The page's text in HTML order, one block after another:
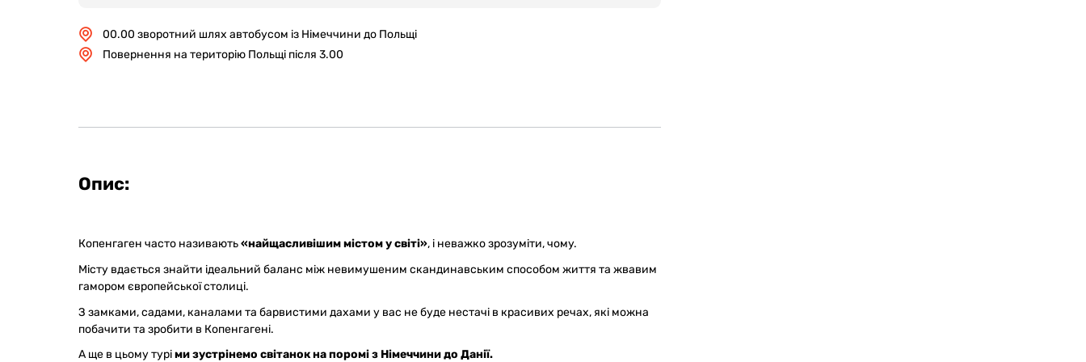
00.00 зворотний шлях автобусом із Німеччини до Польщі
Повернення на територію Польщі після 3.00
Опис:
Копенгаген часто називають«найщасливішим містом у світі», і неважко зрозуміти, чому.
Місту вдається знайти ідеальний баланс між невимушеним скандинавським способом життя та жвавим
гамором європейської столиці.
З замками, садами, каналами та барвистими дахами у вас не буде нестачі в красивих речах, які можна
побачити та зробити в Копенгагені.
А ще в цьому туріми зустрінемо світанок на поромі з Німеччини до Данії.